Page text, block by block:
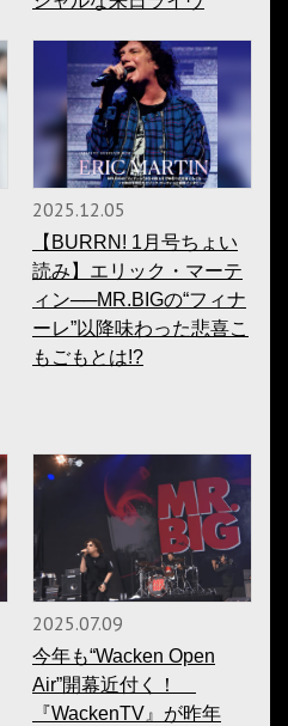
2025.12.05
【BURRN! 1月号ちょい
読み】エリック・マーテ
ィン──MR.BIGの“フィナ
ーレ”以降味わった悲喜こ
もごもとは!?
2025.07.09
今年も“Wacken Open
Air”開幕近付く！
『WackenTV』が昨年